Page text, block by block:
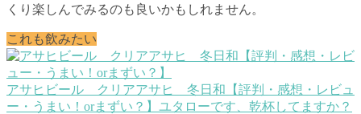
くり楽しんでみるのも良いかもしれません。
これも飲みたい
アサヒビール クリアアサヒ 冬日和【評判・感想・レビュ
ー・うまい！orまずい？】 ユタローです、乾杯してますか？